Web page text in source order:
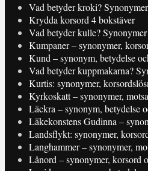
Vad betyder kroki?
Krydda korsord 4 bokstäver
Vad betyder kulle?
Kumpaner – synonymer,
Kund – synonym, betydelse
Vad betyder kuppmakarna?
Kurtis: synonymer,
Kyrkoskatt – synonymer,
Läckra – synonym, betydelse
Läkekonstens Gudinna –
Landsflykt: synonymer,
Langhammer – synonymer,
Lånord – synonymer, korsord